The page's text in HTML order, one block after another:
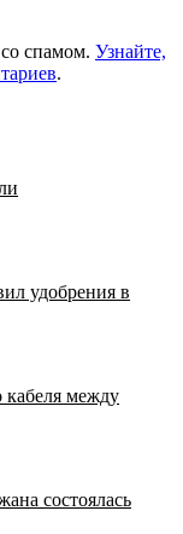
спамом. Узнайте,
.
удобрения в
кабеля между
состоялась